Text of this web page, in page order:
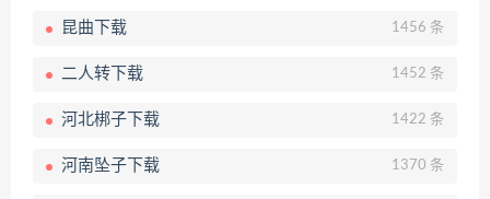
昆曲下载 1456 条
二人转下载 1452 条
河北梆子下载 1422 条
河南坠子下载 1370 条